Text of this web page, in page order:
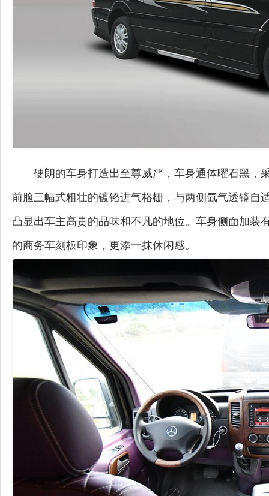
硬朗的车身打造出至尊威严，车身通体曜石黑，
前脸三幅式粗壮的镀铬进气格栅，与两侧氙气透镜
凸显出车主高贵的品味和不凡的地位。车身侧面加
的商务车刻板印象，更添一抹休闲感。